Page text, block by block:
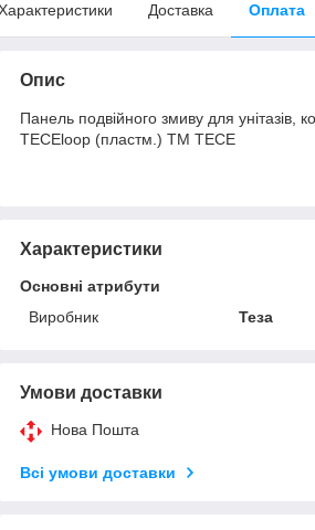
Доставка Оплата
Опис
Панель подвійного змиву для унітазів,
ТЕСЕloop (пластм.) ТМ ТЕСЕ
Характеристики
Основні атрибути
Виробник
Теза
Умови доставки
Нова Пошта
Всі умови доставки